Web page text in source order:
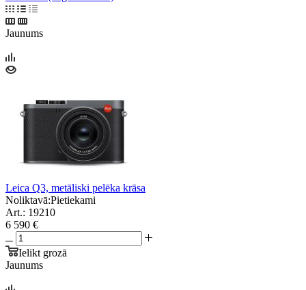
Jaunums
Leica Q3, metāliski pelēka krāsa
Noliktavā:Pietiekami
Art.: 19210
6 590 €
Ielikt grozā
Jaunums